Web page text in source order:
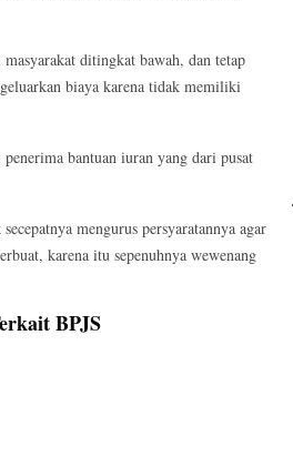
ditingkat bawah, dan tetap
biaya karena tidak memiliki
bantuan iuran yang dari pusat
mengurus persyaratannya agar
karena itu sepenuhnya wewenang
BPJS